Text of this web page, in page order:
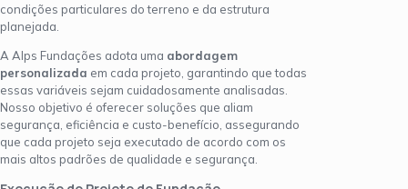
condições particulares do terreno e da estrutura
planejada.
A Alps Fundações adota uma abordagem
personalizada em cada projeto, garantindo que todas
essas variáveis sejam cuidadosamente analisadas.
Nosso objetivo é oferecer soluções que aliam
segurança, eficiência e custo-benefício, assegurando
que cada projeto seja executado de acordo com os
mais altos padrões de qualidade e segurança.